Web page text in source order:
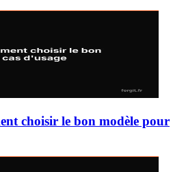
choisir le bon modèle pour